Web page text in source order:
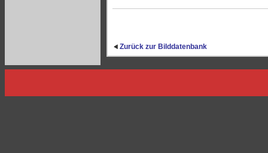
Zurück zur Bilddatenbank